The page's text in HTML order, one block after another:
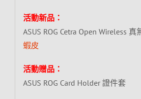
活動新品：
ASUS ROG Cetra Open Wireless
蝦皮
活動贈品：
ASUS ROG Card Holder 證件套